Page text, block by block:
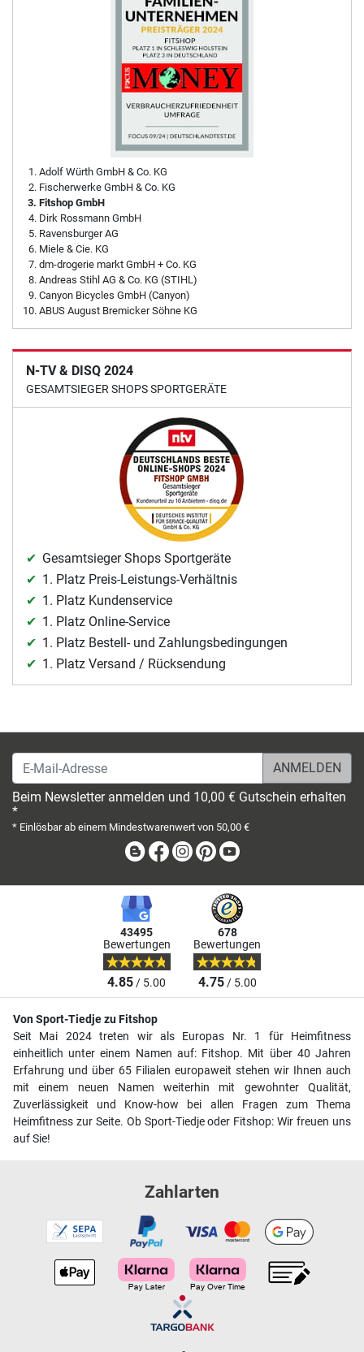
Adolf Würth GmbH & Co. KG
Fischerwerke GmbH & Co. KG
Fitshop GmbH
Dirk Rossmann GmbH
Ravensburger AG
Miele & Cie. KG
dm-drogerie markt GmbH + Co. KG
Andreas Stihl AG & Co. KG (STIHL)
Canyon Bicycles GmbH (Canyon)
ABUS August Bremicker Söhne KG
N-TV & DISQ 2024
GESAMTSIEGER SHOPS SPORTGERÄTE
Gesamtsieger Shops Sportgeräte
1. Platz Preis-Leistungs-Verhältnis
1. Platz Kundenservice
1. Platz Online-Service
1. Platz Bestell- und Zahlungsbedingungen
1. Platz Versand / Rücksendung
E-Mail-Adresse
Beim Newsletter anmelden und 10,00 € Gutschein erhalten
*
* Einlösbar ab einem Mindestwarenwert von 50,00 €
BlogFacebook
Instagram
Pinterest
43495
Bewertungen
4.85/ 5.00
678
Bewertungen
4.75/ 5.00
Von Sport-Tiedje zu Fitshop
Seit Mai 2024 treten wir als Europas Nr. 1 für Heimfitness
einheitlich unter einem Namen auf: Fitshop. Mit über 40 Jahren
Erfahrung und über 65 Filialen europaweit stehen wir Ihnen auch
mit einem neuen Namen weiterhin mit gewohnter Qualität,
Zuverlässigkeit und Know-how bei allen Fragen zum Thema
Heimfitness zur Seite. Ob Sport-Tiedje oder Fitshop: Wir freuen uns
auf Sie!
Zahlarten